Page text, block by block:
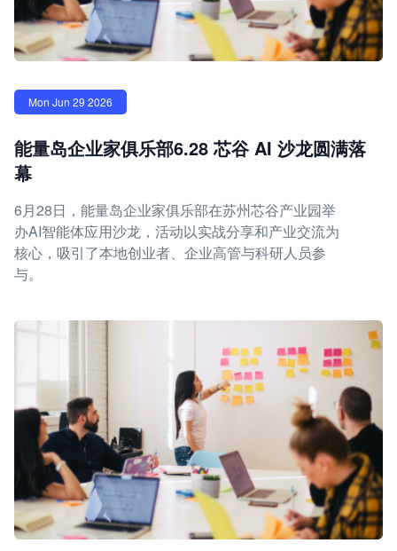
Mon Jun 29 2026
能量岛企业家俱乐部6.28 芯谷 AI 沙龙圆满落
幕
6月28日，能量岛企业家俱乐部在苏州芯谷产业园举
办AI智能体应用沙龙，活动以实战分享和产业交流为
核心，吸引了本地创业者、企业高管与科研人员参
与。